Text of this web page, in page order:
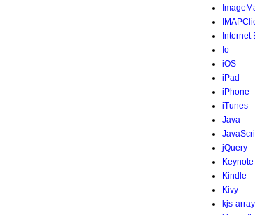
Internet
Io
iOS
iPad
iPhone
iTunes
Java
jQuery
Keynote
Kindle
Kivy
kjs-array